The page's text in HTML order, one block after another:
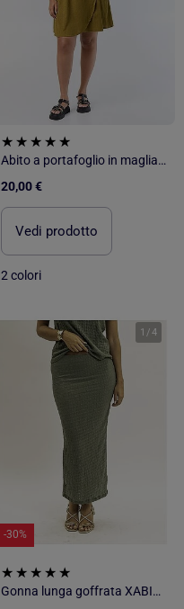
Abito a portafoglio in maglia goffrata
20,00 €
Vedi prodotto
2 colori
1 /4
-30%
Gonna lunga goffrata XABITA